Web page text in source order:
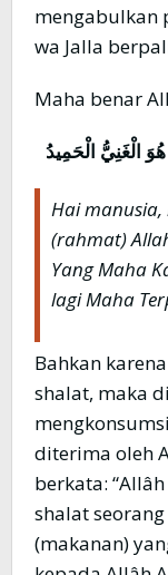
mengabulkan
wa Jalla
Maha benar
هُوَ الْغَنِيُّ الْحَمِيدُ
Hai
(rahmat)
Yang Maha
lagi Maha
Bahkan
shalat, maka
diterima oleh
berkata:
shalat
(makanan)